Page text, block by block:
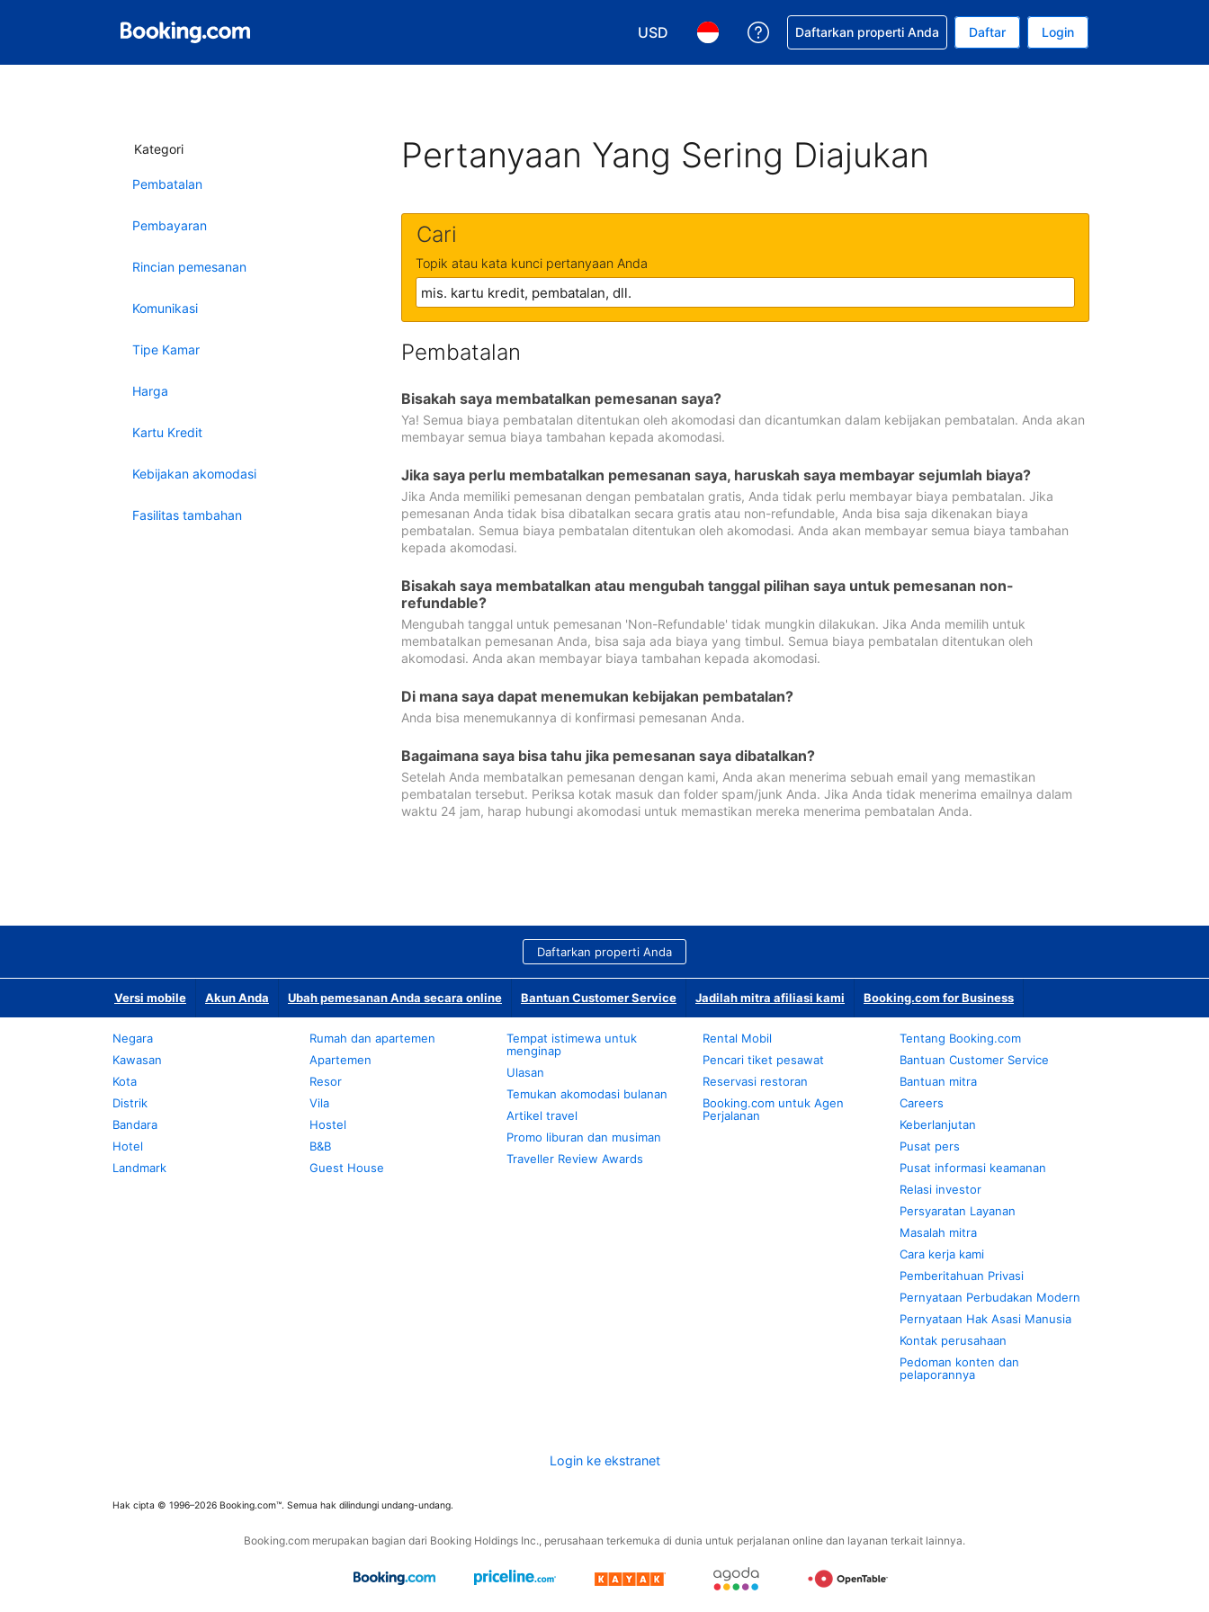
USD
Pilih mata uang Anda. Mata uang Anda saat ini adalah Dolar Amerika Serikat
Pilih bahasa Anda. Bahasa Anda saat ini adalah Bahasa Indonesia
Dapatkan bantuan untuk pemesanan Anda
Daftarkan properti Anda Daftar Login
Kategori
Pembatalan
Pembayaran
Rincian pemesanan
Komunikasi
Tipe Kamar
Harga
Kartu Kredit
Kebijakan akomodasi
Fasilitas tambahan
Pertanyaan Yang Sering Diajukan
Cari
Topik atau kata kunci pertanyaan Anda
Pembatalan
Bisakah saya membatalkan pemesanan saya?
Ya! Semua biaya pembatalan ditentukan oleh akomodasi dan dicantumkan dalam kebijakan pembatalan. Anda akan
membayar semua biaya tambahan kepada akomodasi.
Jika saya perlu membatalkan pemesanan saya, haruskah saya membayar sejumlah biaya?
Jika Anda memiliki pemesanan dengan pembatalan gratis, Anda tidak perlu membayar biaya pembatalan. Jika
pemesanan Anda tidak bisa dibatalkan secara gratis atau non-refundable, Anda bisa saja dikenakan biaya
pembatalan. Semua biaya pembatalan ditentukan oleh akomodasi. Anda akan membayar semua biaya tambahan
kepada akomodasi.
Bisakah saya membatalkan atau mengubah tanggal pilihan saya untuk pemesanan non-
refundable?
Mengubah tanggal untuk pemesanan 'Non-Refundable' tidak mungkin dilakukan. Jika Anda memilih untuk
membatalkan pemesanan Anda, bisa saja ada biaya yang timbul. Semua biaya pembatalan ditentukan oleh
akomodasi. Anda akan membayar biaya tambahan kepada akomodasi.
Di mana saya dapat menemukan kebijakan pembatalan?
Anda bisa menemukannya di konfirmasi pemesanan Anda.
Bagaimana saya bisa tahu jika pemesanan saya dibatalkan?
Setelah Anda membatalkan pemesanan dengan kami, Anda akan menerima sebuah email yang memastikan
pembatalan tersebut. Periksa kotak masuk dan folder spam/junk Anda. Jika Anda tidak menerima emailnya dalam
waktu 24 jam, harap hubungi akomodasi untuk memastikan mereka menerima pembatalan Anda.
Daftarkan properti Anda
Versi mobile Akun Anda Ubah pemesanan Anda secara online Bantuan Customer Service Jadilah mitra afiliasi kami Booking.com for Business
Negara
Kawasan
Kota
Distrik
Bandara
Hotel
Landmark
Rumah dan apartemen
Apartemen
Resor
Vila
Hostel
B&B
Guest House
Tempat istimewa untuk
menginap
Ulasan
Temukan akomodasi bulanan
Artikel travel
Promo liburan dan musiman
Traveller Review Awards
Rental Mobil
Pencari tiket pesawat
Reservasi restoran
Booking.com untuk Agen
Perjalanan
Tentang Booking.com
Bantuan Customer Service
Bantuan mitra
Careers
Keberlanjutan
Pusat pers
Pusat informasi keamanan
Relasi investor
Persyaratan Layanan
Masalah mitra
Cara kerja kami
Pemberitahuan Privasi
Pernyataan Perbudakan Modern
Pernyataan Hak Asasi Manusia
Kontak perusahaan
Pedoman konten dan
pelaporannya
Login ke ekstranet
Hak cipta © 1996–2026 Booking.com™. Semua hak dilindungi undang-undang.
Booking.com merupakan bagian dari Booking Holdings Inc., perusahaan terkemuka di dunia untuk perjalanan online dan layanan terkait lainnya.